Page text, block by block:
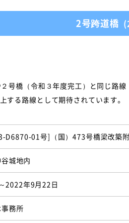
2号跨道橋
号橋（令和３年度完工）と同じ路
る路線として期待されています。
D6870-01号]（国）473号橋梁改築附
城地内
2022年9月22日
務所